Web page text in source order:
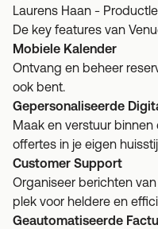
Laurens Haan -
De key features van
Mobiele Kalender
Ontvang en beheer
ook bent.
Gepersonaliseerde
Maak en verstuur
offertes in je eigen
Customer Support
Organiseer berichten
plek voor heldere en
Geautomatiseerde